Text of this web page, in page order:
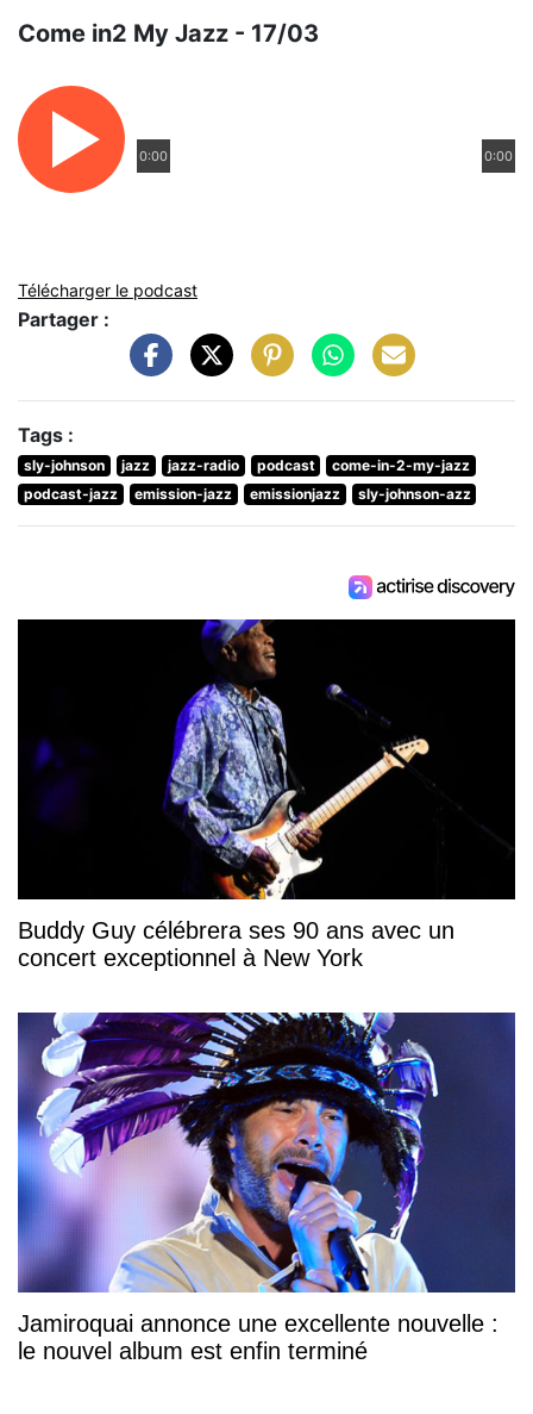
Come in2 My Jazz - 17/03
0:00 0:00
Télécharger le podcast
Partager :
Tags :
sly-johnson jazz jazz-radio podcast
come-in-2-my-jazz
podcast-jazz
emission-jazz emissionjazz sly-johnson-azz
Buddy Guy célébrera ses 90 ans avec un
concert exceptionnel à New York
Jamiroquai annonce une excellente nouvelle :
le nouvel album est enfin terminé